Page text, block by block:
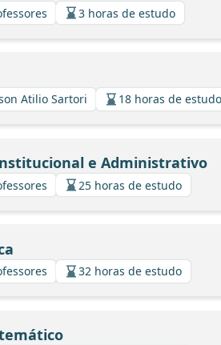
3 horas de estudo
Atilio Sartori 18 horas de estudo
e Administrativo
25 horas de estudo
32 horas de estudo